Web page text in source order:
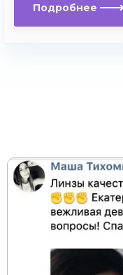
Подробнее